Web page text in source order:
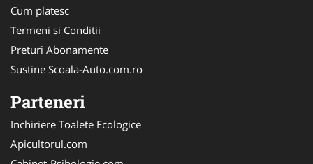
Cum platesc
Termeni si Conditii
Preturi Abonamente
Sustine Scoala-Auto.com.ro
Parteneri
Inchiriere Toalete Ecologice
Apicultorul.com